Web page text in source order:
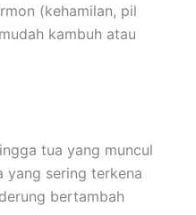
(kehamilan, pil
kambuh atau
tua yang muncul
yang sering terkena
bertambah